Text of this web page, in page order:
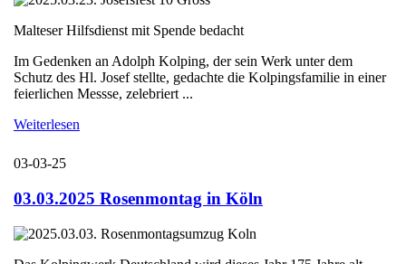
Malteser Hilfsdienst mit Spende bedacht
Im Gedenken an Adolph Kolping, der sein Werk unter dem
Schutz des Hl. Josef stellte, gedachte die Kolpingsfamilie in einer
feierlichen Messse, zelebriert ...
Weiterlesen
03-03-25
03.03.2025 Rosenmontag in Köln